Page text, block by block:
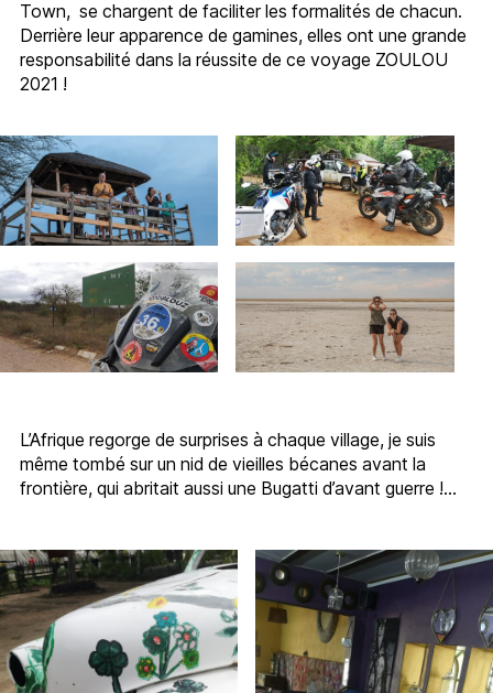
Town, se chargent de faciliter les formalités de chacun.
Derrière leur apparence de gamines, elles ont une grande
responsabilité dans la réussite de ce voyage ZOULOU
2021 !
L’Afrique regorge de surprises à chaque village, je suis
même tombé sur un nid de vieilles bécanes avant la
frontière, qui abritait aussi une Bugatti d’avant guerre !…